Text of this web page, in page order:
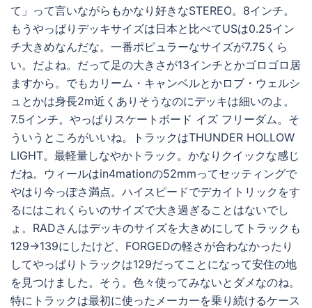
て」って言いながらもかなり好きなSTEREO。8インチ。
もうやっぱりデッキサイズは日本と比べてUSは0.25イン
チ大きめなんだな。一番ポピュラーなサイズが7.75くら
い。だよね。だって足の大きさが13インチとかゴロゴロ居
ますから。でもカリーム・キャンベルとかロブ・ウェルシ
ュとかは身長2m近くありそうなのにデッキは細いのよ。
7.5インチ。やっぱりスケートボード イズ フリーダム。そ
ういうところがいいね。トラックはTHUNDER HOLLOW
LIGHT。最軽量しなやかトラック。かなりクイックな感じ
だね。ウィールはin4mationの52mmってセッティングで
やはり今っぽさ満点。ハイスピードでデカイトリックをす
るにはこれくらいのサイズで大き過ぎることはないでし
ょ。RADさんはデッキのサイズを大きめにしてトラックも
129→139にしたけど、FORGEDの軽さが合わなかったり
してやっぱりトラックは129だってことになって安住の地
を見つけました。そう。色々使ってみないとダメなのね。
特にトラックは最初に使ったメーカーを乗り続けるケース